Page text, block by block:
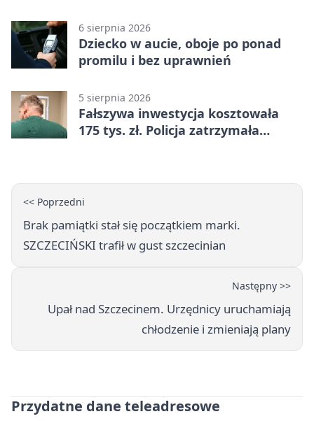
6 sierpnia 2026
Dziecko w aucie, oboje po ponad
promilu i bez uprawnień
5 sierpnia 2026
Fałszywa inwestycja kosztowała
175 tys. zł. Policja zatrzymała
<< Poprzedni
Brak pamiątki stał się początkiem marki.
SZCZECIŃSKI trafił w gust szczecinian
Następny >>
Upał nad Szczecinem. Urzędnicy uruchamiają
chłodzenie i zmieniają plany
Przydatne dane teleadresowe